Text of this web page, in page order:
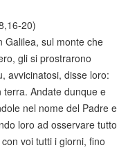
20)
Galilea, sul monte che
gli si prostrarono
avvicinatosi, disse loro:
Andate dunque e
nel nome del Padre e
loro ad osservare tutto
voi tutti i giorni, fino